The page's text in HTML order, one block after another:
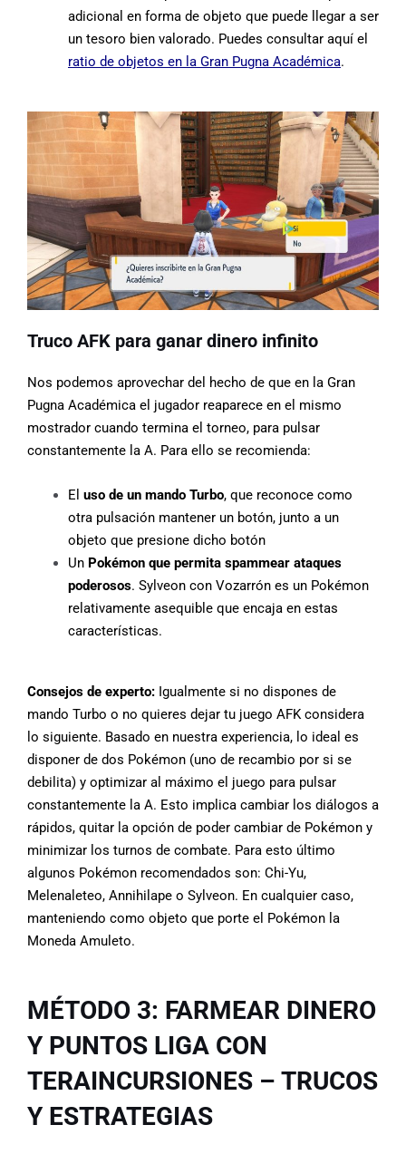
adicional en forma de objeto que puede llegar a ser
un tesoro bien valorado. Puedes consultar aquí el
ratio de objetos en la Gran Pugna Académica.
Truco AFK para ganar dinero infinito
Nos podemos aprovechar del hecho de que en la Gran
Pugna Académica el jugador reaparece en el mismo
mostrador cuando termina el torneo, para pulsar
constantemente la A. Para ello se recomienda:
El uso de un mando Turbo, que reconoce como
otra pulsación mantener un botón, junto a un
objeto que presione dicho botón
Un Pokémon que permita spammear ataques
poderosos. Sylveon con Vozarrón es un Pokémon
relativamente asequible que encaja en estas
características.
Consejos de experto: Igualmente si no dispones de
mando Turbo o no quieres dejar tu juego AFK considera
lo siguiente. Basado en nuestra experiencia, lo ideal es
disponer de dos Pokémon (uno de recambio por si se
debilita) y optimizar al máximo el juego para pulsar
constantemente la A. Esto implica cambiar los diálogos a
rápidos, quitar la opción de poder cambiar de Pokémon y
minimizar los turnos de combate. Para esto último
algunos Pokémon recomendados son: Chi-Yu,
Melenaleteo, Annihilape o Sylveon. En cualquier caso,
manteniendo como objeto que porte el Pokémon la
Moneda Amuleto.
MÉTODO 3: FARMEAR DINERO
Y PUNTOS LIGA CON
TERAINCURSIONES – TRUCOS
Y ESTRATEGIAS